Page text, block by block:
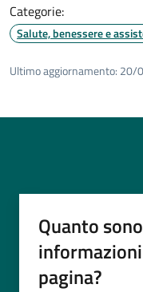
Categorie:
Salute, benessere e
Ultimo aggiornamento: 20/
Quanto
pagina?